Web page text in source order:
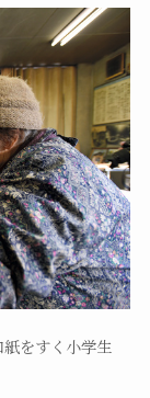
をすく小学生